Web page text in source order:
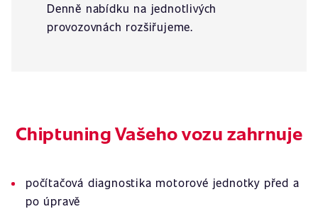
Denně nabídku na jednotlivých
provozovnách rozšiřujeme.
Chiptuning Vašeho vozu zahrnuje
počítačová diagnostika motorové jednotky před a
po úpravě